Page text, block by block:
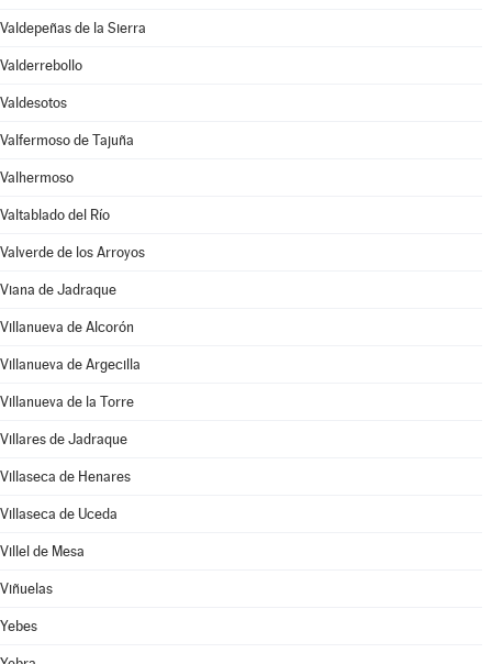
Valdepeñas de la Sierra
Valderrebollo
Valdesotos
Valfermoso de Tajuña
Valhermoso
Valtablado del Río
Valverde de los Arroyos
Viana de Jadraque
Villanueva de Alcorón
Villanueva de Argecilla
Villanueva de la Torre
Villares de Jadraque
Villaseca de Henares
Villaseca de Uceda
Villel de Mesa
Viñuelas
Yebes